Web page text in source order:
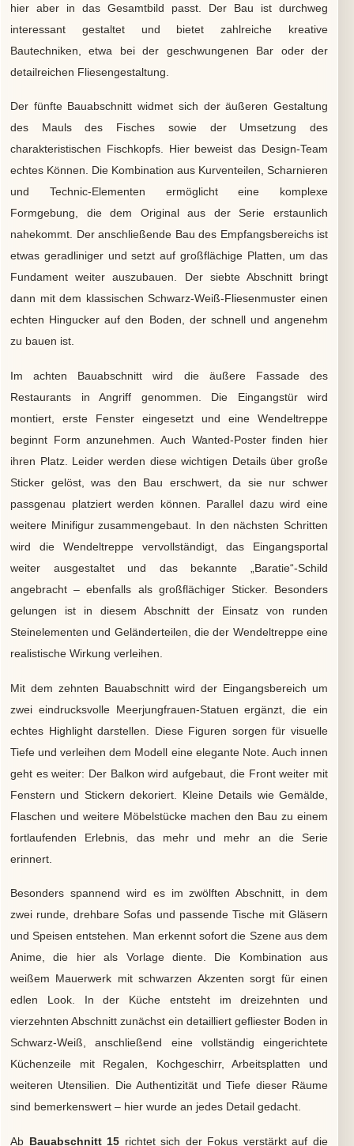
hier aber in das Gesamtbild passt. Der Bau ist durchweg
interessant gestaltet und bietet zahlreiche kreative
Bautechniken, etwa bei der geschwungenen Bar oder der
detailreichen Fliesengestaltung.
Der fünfte Bauabschnitt widmet sich der äußeren Gestaltung
des Mauls des Fisches sowie der Umsetzung des
charakteristischen Fischkopfs. Hier beweist das Design-Team
echtes Können. Die Kombination aus Kurventeilen, Scharnieren
und Technic-Elementen ermöglicht eine komplexe
Formgebung, die dem Original aus der Serie erstaunlich
nahekommt. Der anschließende Bau des Empfangsbereichs ist
etwas geradliniger und setzt auf großflächige Platten, um das
Fundament weiter auszubauen. Der siebte Abschnitt bringt
dann mit dem klassischen Schwarz-Weiß-Fliesenmuster einen
echten Hingucker auf den Boden, der schnell und angenehm
zu bauen ist.
Im achten Bauabschnitt wird die äußere Fassade des
Restaurants in Angriff genommen. Die Eingangstür wird
montiert, erste Fenster eingesetzt und eine Wendeltreppe
beginnt Form anzunehmen. Auch Wanted-Poster finden hier
ihren Platz. Leider werden diese wichtigen Details über große
Sticker gelöst, was den Bau erschwert, da sie nur schwer
passgenau platziert werden können. Parallel dazu wird eine
weitere Minifigur zusammengebaut. In den nächsten Schritten
wird die Wendeltreppe vervollständigt, das Eingangsportal
weiter ausgestaltet und das bekannte „Baratie“-Schild
angebracht – ebenfalls als großflächiger Sticker. Besonders
gelungen ist in diesem Abschnitt der Einsatz von runden
Steinelementen und Geländerteilen, die der Wendeltreppe eine
realistische Wirkung verleihen.
Mit dem zehnten Bauabschnitt wird der Eingangsbereich um
zwei eindrucksvolle Meerjungfrauen-Statuen ergänzt, die ein
echtes Highlight darstellen. Diese Figuren sorgen für visuelle
Tiefe und verleihen dem Modell eine elegante Note. Auch innen
geht es weiter: Der Balkon wird aufgebaut, die Front weiter mit
Fenstern und Stickern dekoriert. Kleine Details wie Gemälde,
Flaschen und weitere Möbelstücke machen den Bau zu einem
fortlaufenden Erlebnis, das mehr und mehr an die Serie
erinnert.
Besonders spannend wird es im zwölften Abschnitt, in dem
zwei runde, drehbare Sofas und passende Tische mit Gläsern
und Speisen entstehen. Man erkennt sofort die Szene aus dem
Anime, die hier als Vorlage diente. Die Kombination aus
weißem Mauerwerk mit schwarzen Akzenten sorgt für einen
edlen Look. In der Küche entsteht im dreizehnten und
vierzehnten Abschnitt zunächst ein detailliert gefliester Boden in
Schwarz-Weiß, anschließend eine vollständig eingerichtete
Küchenzeile mit Regalen, Kochgeschirr, Arbeitsplatten und
weiteren Utensilien. Die Authentizität und Tiefe dieser Räume
sind bemerkenswert – hier wurde an jedes Detail gedacht.
Ab Bauabschnitt 15 richtet sich der Fokus verstärkt auf die